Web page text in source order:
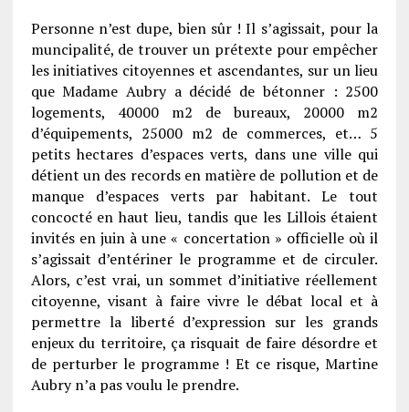
Personne n’est dupe, bien sûr ! Il s’agissait, pour la
muncipalité, de trouver un prétexte pour empêcher
les initiatives citoyennes et ascendantes, sur un lieu
que Madame Aubry a décidé de bétonner : 2500
logements, 40000 m2 de bureaux, 20000 m2
d’équipements, 25000 m2 de commerces, et… 5
petits hectares d’espaces verts, dans une ville qui
détient un des records en matière de pollution et de
manque d’espaces verts par habitant. Le tout
concocté en haut lieu, tandis que les Lillois étaient
invités en juin à une « concertation » officielle où il
s’agissait d’entériner le programme et de circuler.
Alors, c’est vrai, un sommet d’initiative réellement
citoyenne, visant à faire vivre le débat local et à
permettre la liberté d’expression sur les grands
enjeux du territoire, ça risquait de faire désordre et
de perturber le programme ! Et ce risque, Martine
Aubry n’a pas voulu le prendre.